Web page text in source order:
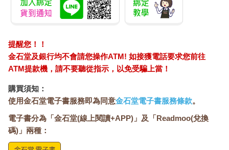
提醒您！！
金石堂及銀行均不會請您操作ATM! 如接獲電話要求您前往
ATM提款機，請不要聽從指示，以免受騙上當！
購買須知：
使用金石堂電子書服務即為同意金石堂電子書服務條款。
電子書分為「金石堂(線上閱讀+APP)」及「Readmoo(兌換
碼)」兩種：